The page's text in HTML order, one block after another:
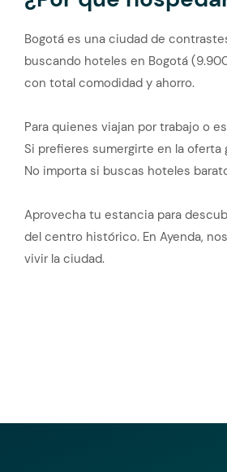
Bogotá es una ciudad de
buscando hoteles en Bogotá
con total comodidad y ahorro.
Para quienes viajan por trabajo o
Si prefieres sumergirte en la
No importa si buscas hoteles
Aprovecha tu estancia para
del centro histórico. En Ayenda,
vivir la ciudad.